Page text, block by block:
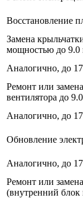
Восстановление
Замена
мощностью до 9.0
Аналогично, до
Ремонт или
вентилятора до
Аналогично, до
Обновление
Аналогично, до
Ремонт или
(внутренний блок